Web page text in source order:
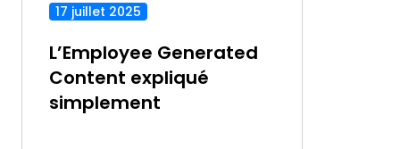
17 juillet 2025
L’Employee Generated
Content expliqué
simplement